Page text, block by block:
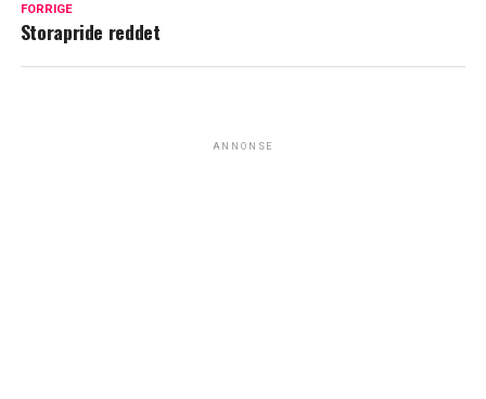
FORRIGE
Storapride reddet
ANNONSE